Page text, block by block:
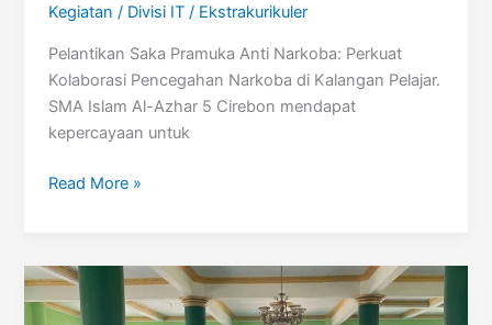
Kegiatan / Divisi IT/ Ekstrakurikuler
Pelantikan Saka Pramuka Anti Narkoba: Perkuat
Kolaborasi Pencegahan Narkoba di Kalangan Pelajar.
SMA Islam Al-Azhar 5 Cirebon mendapat
kepercayaan untuk
Pelantikan
Anti
Narkoba
(Tuan
Read More »